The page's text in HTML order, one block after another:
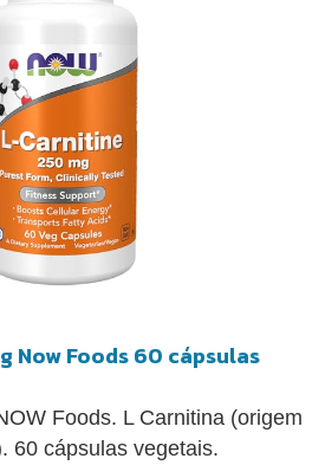
Now Foods 60 cápsulas
Foods. L Carnitina (origem
60 cápsulas vegetais.